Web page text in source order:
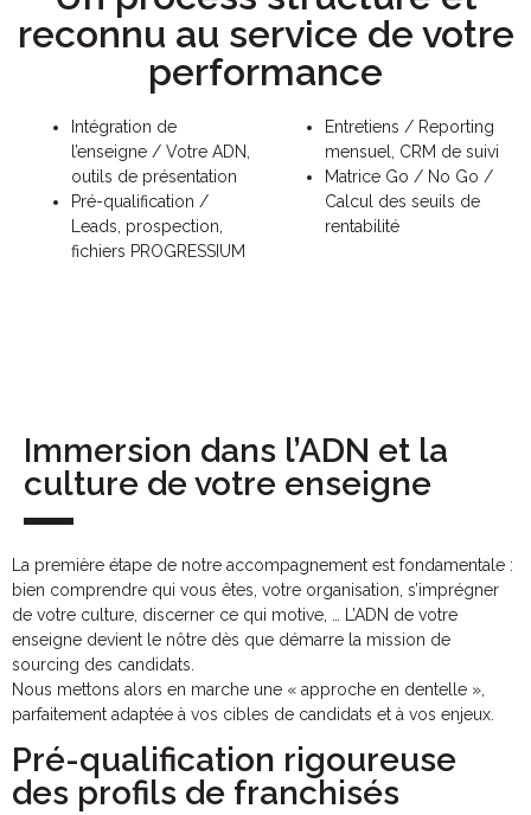
reconnu au service de votre
performance
Intégration de
l’enseigne / Votre ADN,
outils de présentation
Pré-qualification /
Leads, prospection,
fichiers PROGRESSIUM
Entretiens / Reporting
mensuel, CRM de suivi
Matrice Go / No Go /
Calcul des seuils de
rentabilité
Immersion dans l’ADN et la
culture de votre enseigne
La première étape de notre accompagnement est fondamentale :
bien comprendre qui vous êtes, votre organisation, s’imprégner
de votre culture, discerner ce qui motive, … L’ADN de votre
enseigne devient le nôtre dès que démarre la mission de
sourcing des candidats.
Nous mettons alors en marche une « approche en dentelle »,
parfaitement adaptée à vos cibles de candidats et à vos enjeux.
Pré-qualification rigoureuse
des profils de franchisés